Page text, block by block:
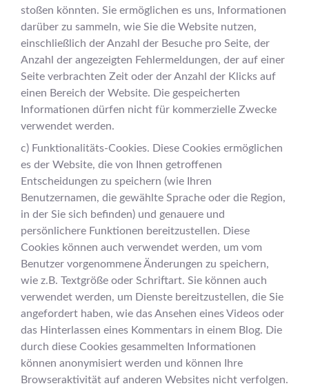
stoßen könnten. Sie ermöglichen es uns, Informationen
darüber zu sammeln, wie Sie die Website nutzen,
einschließlich der Anzahl der Besuche pro Seite, der
Anzahl der angezeigten Fehlermeldungen, der auf einer
Seite verbrachten Zeit oder der Anzahl der Klicks auf
einen Bereich der Website. Die gespeicherten
Informationen dürfen nicht für kommerzielle Zwecke
verwendet werden.
c) Funktionalitäts-Cookies. Diese Cookies ermöglichen
es der Website, die von Ihnen getroffenen
Entscheidungen zu speichern (wie Ihren
Benutzernamen, die gewählte Sprache oder die Region,
in der Sie sich befinden) und genauere und
persönlichere Funktionen bereitzustellen. Diese
Cookies können auch verwendet werden, um vom
Benutzer vorgenommene Änderungen zu speichern,
wie z.B. Textgröße oder Schriftart. Sie können auch
verwendet werden, um Dienste bereitzustellen, die Sie
angefordert haben, wie das Ansehen eines Videos oder
das Hinterlassen eines Kommentars in einem Blog. Die
durch diese Cookies gesammelten Informationen
können anonymisiert werden und können Ihre
Browseraktivität auf anderen Websites nicht verfolgen.